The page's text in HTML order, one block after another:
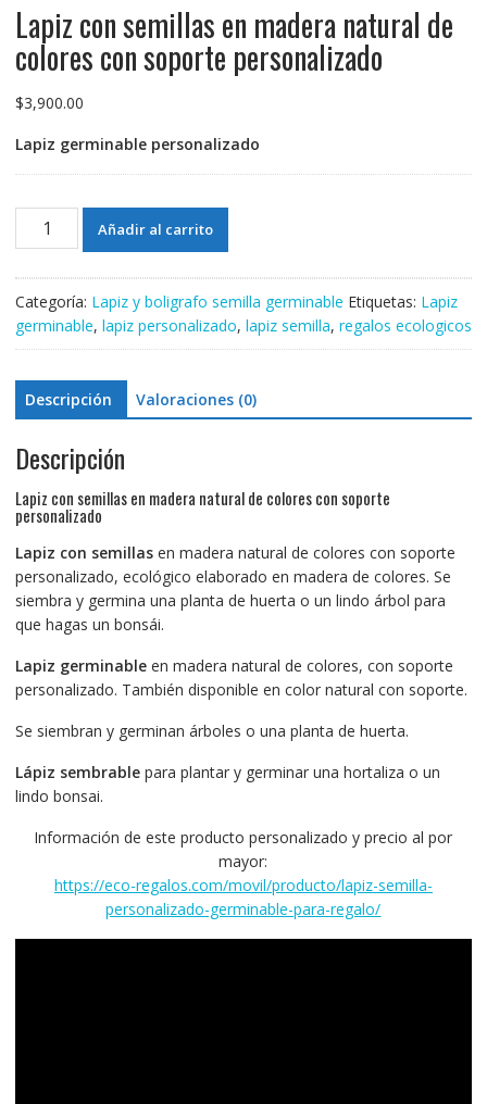
Lapiz con semillas en madera natural de
colores con soporte personalizado
$3,900.00
Lapiz germinable personalizado
Lapiz
madera
natural
colores
con
personalizado
Añadir al carrito
Categoría: Lapiz y boligrafo semilla germinable Etiquetas: Lapiz
germinable, lapiz personalizado, lapiz semilla, regalos ecologicos
Descripción Valoraciones (0)
Descripción
Lapiz con semillas en madera natural de colores con soporte
personalizado
Lapiz con semillasen madera natural de colores con soporte
personalizado, ecológico elaborado en madera de colores. Se
siembra y germina una planta de huerta o un lindo árbol para
que hagas un bonsái.
Lapiz germinableen madera natural de colores, con soporte
personalizado. También disponible en color natural con soporte.
Se siembran y germinan árboles o una planta de huerta.
Lápiz sembrable para plantar y germinar una hortaliza o un
lindo bonsai.
Información de este producto personalizado y precio al por
mayor:
https://eco-regalos.com/movil/producto/lapiz-semilla-
personalizado-germinable-para-regalo/